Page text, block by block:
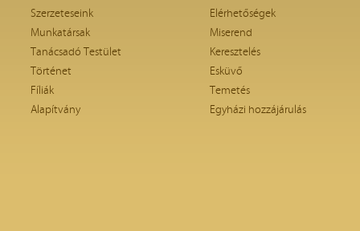
Szerzeteseink
Munkatársak
Tanácsadó Testület
Történet
Fíliák
Alapítvány
Elérhetőségek
Miserend
Keresztelés
Esküvő
Temetés
Egyházi hozzájárulás